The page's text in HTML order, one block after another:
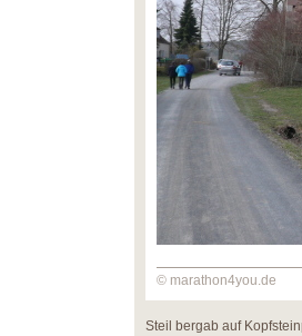
© marathon4you.de
Steil bergab auf